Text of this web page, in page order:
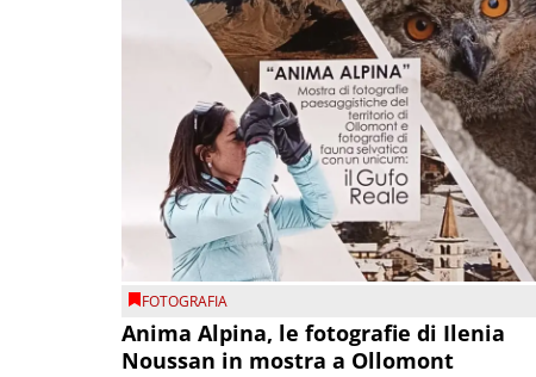
FOTOGRAFIA
Anima Alpina, le fotografie di Ilenia
Noussan in mostra a Ollomont